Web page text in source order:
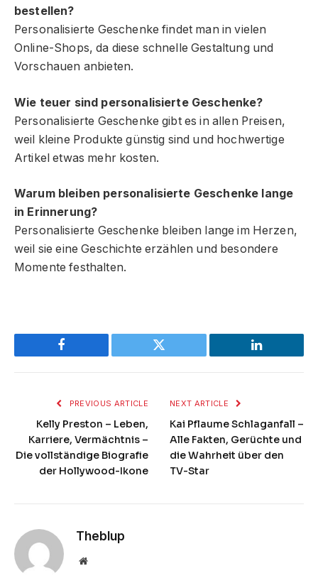
bestellen?
Personalisierte Geschenke findet man in vielen
Online-Shops, da diese schnelle Gestaltung und
Vorschauen anbieten.
Wie teuer sind personalisierte Geschenke?
Personalisierte Geschenke gibt es in allen Preisen,
weil kleine Produkte günstig sind und hochwertige
Artikel etwas mehr kosten.
Warum bleiben personalisierte Geschenke lange
in Erinnerung?
Personalisierte Geschenke bleiben lange im Herzen,
weil sie eine Geschichte erzählen und besondere
Momente festhalten.
Facebook Twitter LinkedIn
PREVIOUS ARTICLE
Kelly Preston – Leben,
Karriere, Vermächtnis –
Die vollständige Biografie
der Hollywood-Ikone
NEXT ARTICLE
Kai Pflaume Schlaganfall –
Alle Fakten, Gerüchte und
die Wahrheit über den
TV-Star
Theblup
Website